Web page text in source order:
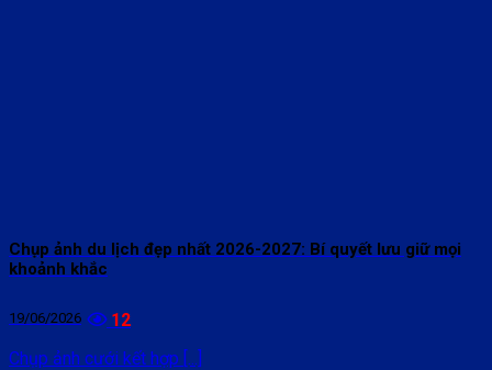
Chụp ảnh du lịch đẹp nhất 2026-2027: Bí quyết lưu giữ mọi
khoảnh khắc
19/06/2026
12
Chụp ảnh cưới kết hợp [...]